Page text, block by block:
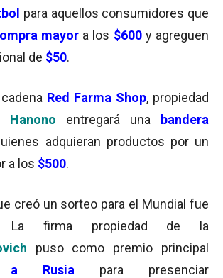
para aquellos consumidores que
mayora los $600y agreguen
de $50.
Red Farma Shop, propiedad
Hanono entregará una
bandera
adquieran productos por un
a los $500.
creó un sorteo para el Mundial fue
firma propiedad de la
puso como premio principal
a Rusia para presenciar